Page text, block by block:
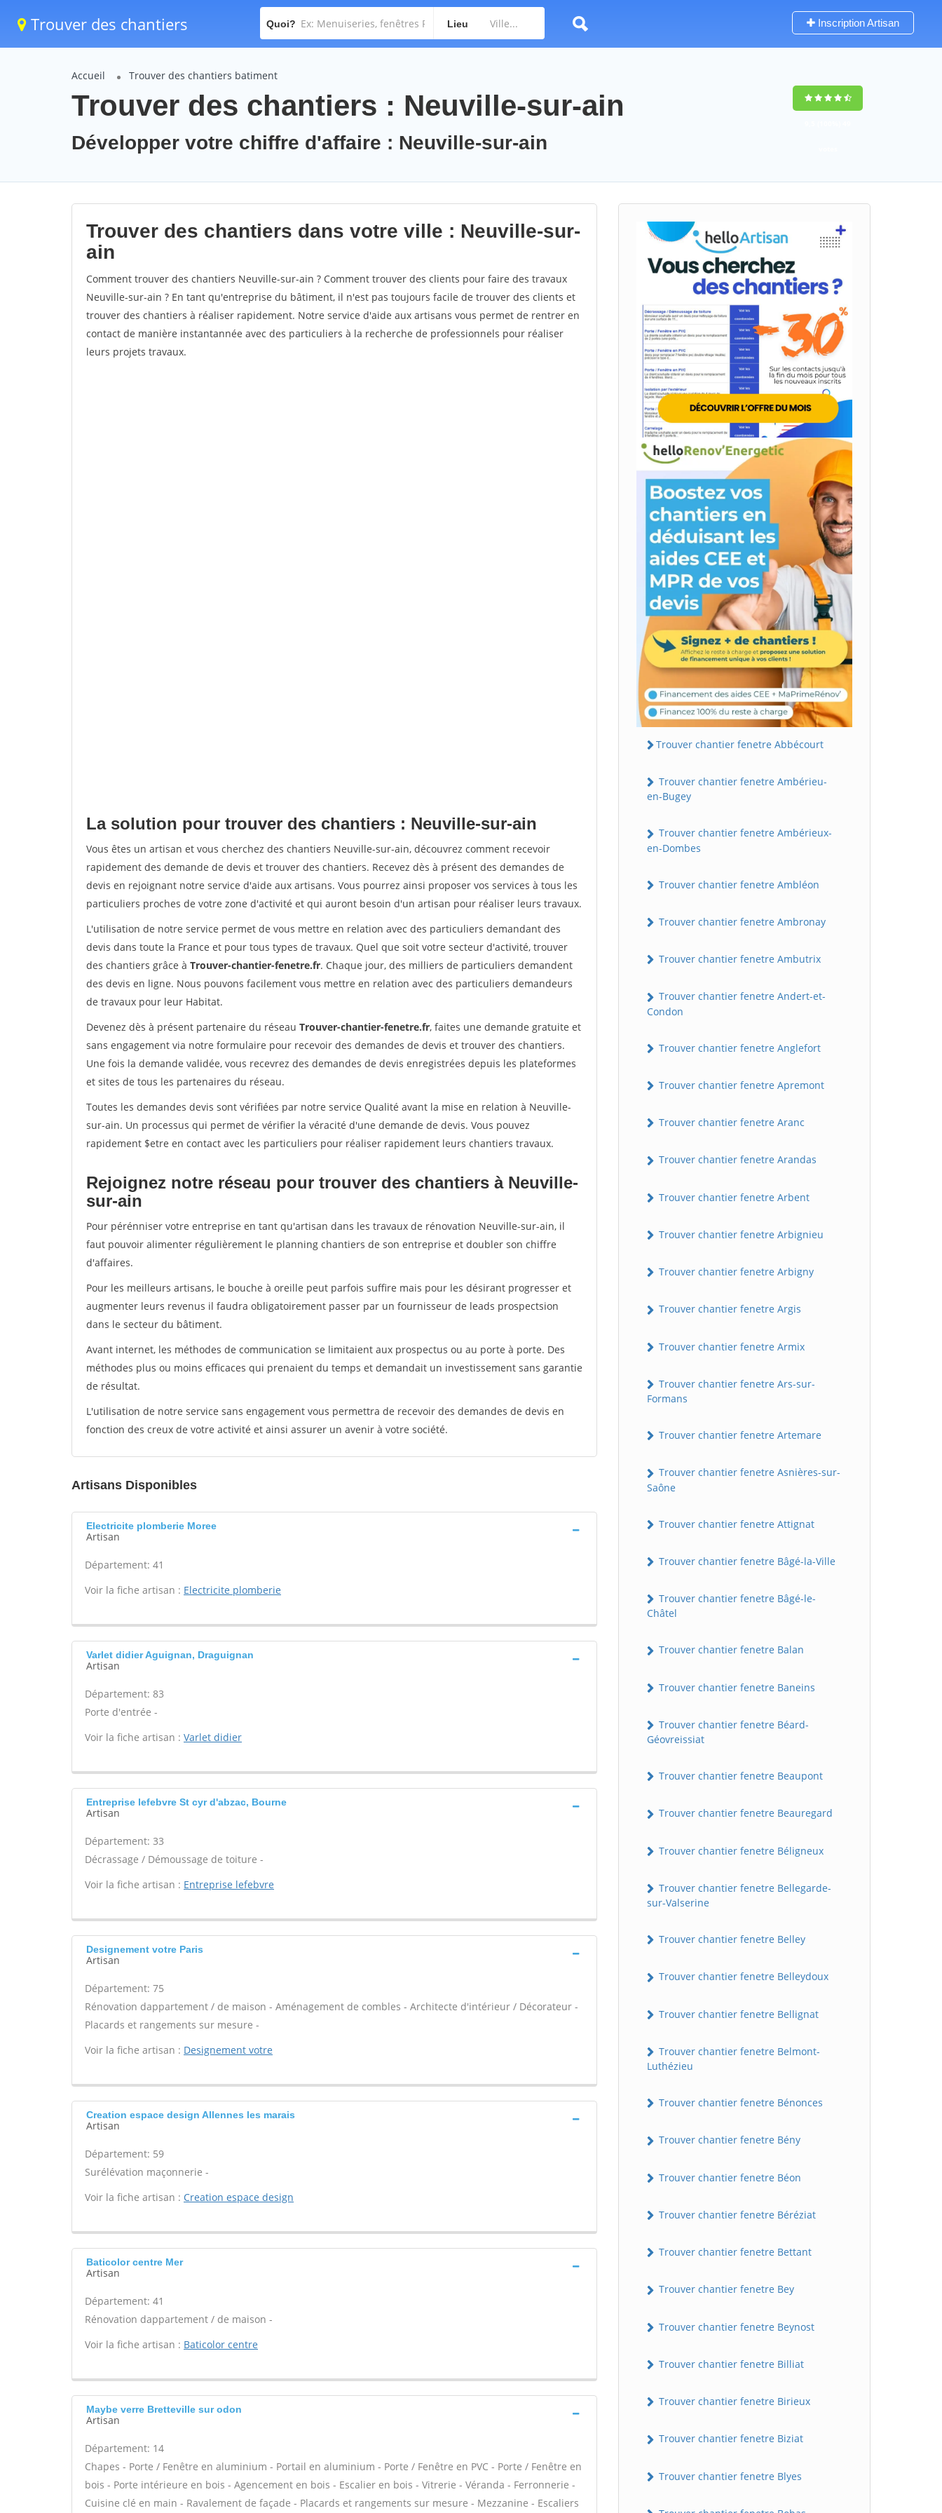
Trouver des chantiers Quoi? Lieu Inscription Artisan
Accueil Trouver des chantiers batiment
Trouver des chantiers : Neuville-sur-ain
Développer votre chiffre d'affaire : Neuville-sur-ain
Trouver des chantiers dans votre ville : Neuville-sur-
ain
Comment trouver des chantiers Neuville-sur-ain ? Comment trouver des clients pour faire des travaux
Neuville-sur-ain ? En tant qu'entreprise du bâtiment, il n'est pas toujours facile de trouver des clients et
trouver des chantiers à réaliser rapidement. Notre service d'aide aux artisans vous permet de rentrer en
contact de manière instantannée avec des particuliers à la recherche de professionnels pour réaliser
leurs projets travaux.
La solution pour trouver des chantiers : Neuville-sur-ain
Vous êtes un artisan et vous cherchez des chantiers Neuville-sur-ain, découvrez comment recevoir
rapidement des demande de devis et trouver des chantiers. Recevez dès à présent des demandes de
devis en rejoignant notre service d'aide aux artisans. Vous pourrez ainsi proposer vos services à tous les
particuliers proches de votre zone d'activité et qui auront besoin d'un artisan pour réaliser leurs travaux.
L'utilisation de notre service permet de vous mettre en relation avec des particuliers demandant des
devis dans toute la France et pour tous types de travaux. Quel que soit votre secteur d'activité, trouver
des chantiers grâce à Trouver-chantier-fenetre.fr. Chaque jour, des milliers de particuliers demandent
des devis en ligne. Nous pouvons facilement vous mettre en relation avec des particuliers demandeurs
de travaux pour leur Habitat.
Devenez dès à présent partenaire du réseau Trouver-chantier-fenetre.fr, faites une demande gratuite et
sans engagement via notre formulaire pour recevoir des demandes de devis et trouver des chantiers.
Une fois la demande validée, vous recevrez des demandes de devis enregistrées depuis les plateformes
et sites de tous les partenaires du réseau.
Toutes les demandes devis sont vérifiées par notre service Qualité avant la mise en relation à Neuville-
sur-ain. Un processus qui permet de vérifier la véracité d'une demande de devis. Vous pouvez
rapidement $etre en contact avec les particuliers pour réaliser rapidement leurs chantiers travaux.
Rejoignez notre réseau pour trouver des chantiers à Neuville-
sur-ain
Pour pérénniser votre entreprise en tant qu'artisan dans les travaux de rénovation Neuville-sur-ain, il
faut pouvoir alimenter régulièrement le planning chantiers de son entreprise et doubler son chiffre
d'affaires.
Pour les meilleurs artisans, le bouche à oreille peut parfois suffire mais pour les désirant progresser et
augmenter leurs revenus il faudra obligatoirement passer par un fournisseur de leads prospectsion
dans le secteur du bâtiment.
Avant internet, les méthodes de communication se limitaient aux prospectus ou au porte à porte. Des
méthodes plus ou moins efficaces qui prenaient du temps et demandait un investissement sans garantie
de résultat.
L'utilisation de notre service sans engagement vous permettra de recevoir des demandes de devis en
fonction des creux de votre activité et ainsi assurer un avenir à votre société.
Artisans Disponibles
Electricite plomberie Moree
Artisan
Département: 41
Voir la fiche artisan : Electricite plomberie
Varlet didier Aguignan, Draguignan
Artisan
Département: 83
Porte d'entrée -
Voir la fiche artisan : Varlet didier
Entreprise lefebvre St cyr d'abzac, Bourne
Artisan
Département: 33
Décrassage / Démoussage de toiture -
Voir la fiche artisan : Entreprise lefebvre
Designement votre Paris
Artisan
Département: 75
Rénovation dappartement / de maison - Aménagement de combles - Architecte d'intérieur / Décorateur -
Placards et rangements sur mesure -
Voir la fiche artisan : Designement votre
Creation espace design Allennes les marais
Artisan
Département: 59
Surélévation maçonnerie -
Voir la fiche artisan : Creation espace design
Baticolor centre Mer
Artisan
Département: 41
Rénovation dappartement / de maison -
Voir la fiche artisan : Baticolor centre
Maybe verre Bretteville sur odon
Artisan
Département: 14
Chapes - Porte / Fenêtre en aluminium - Portail en aluminium - Porte / Fenêtre en PVC - Porte / Fenêtre en
bois - Porte intérieure en bois - Agencement en bois - Escalier en bois - Vitrerie - Véranda - Ferronnerie -
Cuisine clé en main - Ravalement de façade - Placards et rangements sur mesure - Mezzanine - Escaliers
Trouver chantier fenetre Abbécourt
Trouver chantier fenetre Ambérieu-
en-Bugey
Trouver chantier fenetre Ambérieux-
en-Dombes
Trouver chantier fenetre Ambléon
Trouver chantier fenetre Ambronay
Trouver chantier fenetre Ambutrix
Trouver chantier fenetre Andert-et-
Condon
Trouver chantier fenetre Anglefort
Trouver chantier fenetre Apremont
Trouver chantier fenetre Aranc
Trouver chantier fenetre Arandas
Trouver chantier fenetre Arbent
Trouver chantier fenetre Arbignieu
Trouver chantier fenetre Arbigny
Trouver chantier fenetre Argis
Trouver chantier fenetre Armix
Trouver chantier fenetre Ars-sur-
Formans
Trouver chantier fenetre Artemare
Trouver chantier fenetre Asnières-sur-
Saône
Trouver chantier fenetre Attignat
Trouver chantier fenetre Bâgé-la-Ville
Trouver chantier fenetre Bâgé-le-
Châtel
Trouver chantier fenetre Balan
Trouver chantier fenetre Baneins
Trouver chantier fenetre Béard-
Géovreissiat
Trouver chantier fenetre Beaupont
Trouver chantier fenetre Beauregard
Trouver chantier fenetre Béligneux
Trouver chantier fenetre Bellegarde-
sur-Valserine
Trouver chantier fenetre Belley
Trouver chantier fenetre Belleydoux
Trouver chantier fenetre Bellignat
Trouver chantier fenetre Belmont-
Luthézieu
Trouver chantier fenetre Bénonces
Trouver chantier fenetre Bény
Trouver chantier fenetre Béon
Trouver chantier fenetre Béréziat
Trouver chantier fenetre Bettant
Trouver chantier fenetre Bey
Trouver chantier fenetre Beynost
Trouver chantier fenetre Billiat
Trouver chantier fenetre Birieux
Trouver chantier fenetre Biziat
Trouver chantier fenetre Blyes